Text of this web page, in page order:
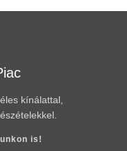
kínálattal,
is!